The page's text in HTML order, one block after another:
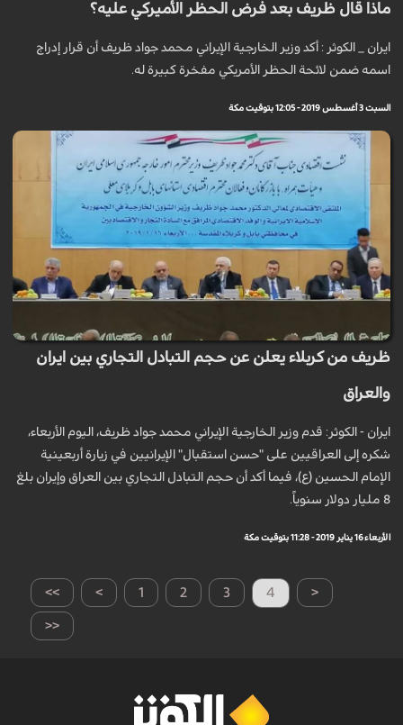
ماذا قال ظريف بعد فرض الحظر الأميركي عليه؟
ايران _ الكوثر : أكد وزير الخارجية الإيراني محمد جواد ظريف أن قرار إدراج
اسمه ضمن لائحة الحظر الأمريكي مفخرة كبيرة له.
السبت 3 أغسطس 2019 - 12:05 بتوقيت مكة
ظريف من كربلاء يعلن عن حجم التبادل التجاري بين ايران
والعراق
ايران - الكوثر: قدم وزير الخارجية الإيراني محمد جواد ظريف، اليوم الأربعاء،
شكره إلى العراقيين على "حسن استقبال" الإيرانيين في زيارة أربعينية
الإمام الحسين (ع)، فيما أكد أن حجم التبادل التجاري بين العراق وإيران بلغ
8 مليار دولار سنوياً.
الأربعاء 16 يناير 2019 - 11:28 بتوقيت مكة
>> > 1 2 3 4 <
<<